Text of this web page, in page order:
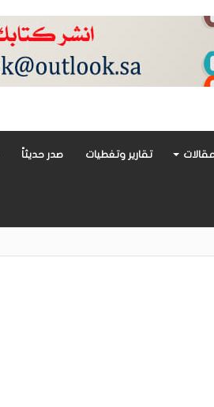
تقارير وتغطيات صدر حديثاً
وصراعات الذات